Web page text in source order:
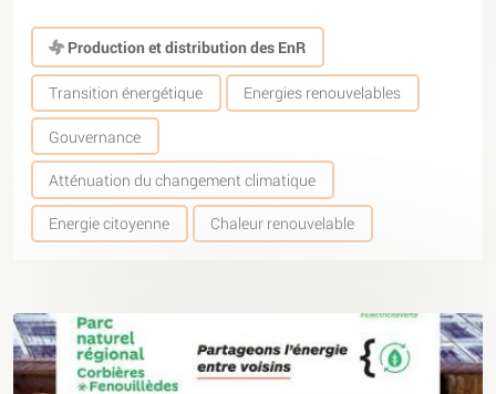
Production et distribution des EnR
Transition énergétique Energies renouvelables
Gouvernance
Atténuation du changement climatique
Energie citoyenne Chaleur renouvelable